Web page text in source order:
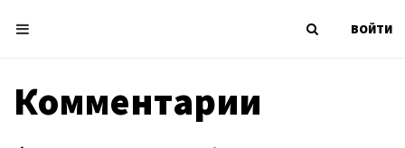
ВОЙТИ
Комментарии